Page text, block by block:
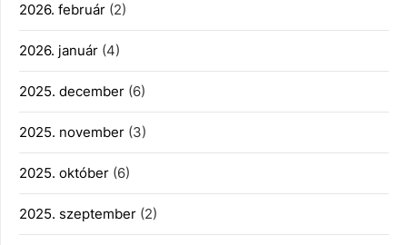
2026. február (2)
2026. január (4)
2025. december (6)
2025. november (3)
2025. október (6)
2025. szeptember (2)